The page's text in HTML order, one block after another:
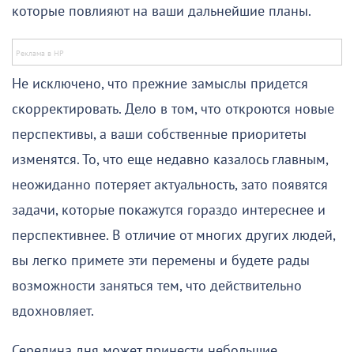
которые повлияют на ваши дальнейшие планы.
Не исключено, что прежние замыслы придется
скорректировать. Дело в том, что откроются новые
перспективы, а ваши собственные приоритеты
изменятся. То, что еще недавно казалось главным,
неожиданно потеряет актуальность, зато появятся
задачи, которые покажутся гораздо интереснее и
перспективнее. В отличие от многих других людей,
вы легко примете эти перемены и будете рады
возможности заняться тем, что действительно
вдохновляет.